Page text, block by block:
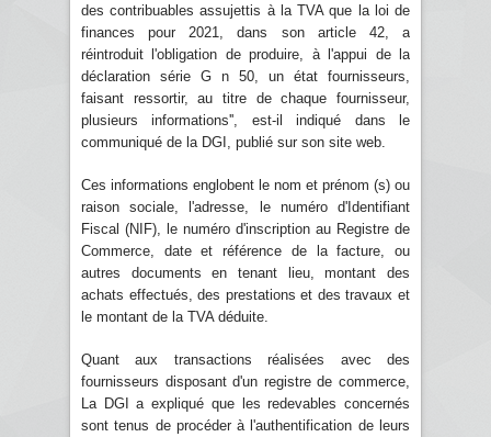
des contribuables assujettis à la TVA que la loi de
finances pour 2021, dans son article 42, a
réintroduit l'obligation de produire, à l'appui de la
déclaration série G n 50, un état fournisseurs,
faisant ressortir, au titre de chaque fournisseur,
plusieurs informations'', est-il indiqué dans le
communiqué de la DGI, publié sur son site web.
Ces informations englobent le nom et prénom (s) ou
raison sociale, l'adresse, le numéro d'Identifiant
Fiscal (NIF), le numéro d'inscription au Registre de
Commerce, date et référence de la facture, ou
autres documents en tenant lieu, montant des
achats effectués, des prestations et des travaux et
le montant de la TVA déduite.
Quant aux transactions réalisées avec des
fournisseurs disposant d'un registre de commerce,
La DGI a expliqué que les redevables concernés
sont tenus de procéder à l'authentification de leurs